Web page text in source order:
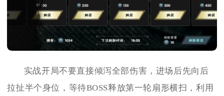
实战开局不要直接倾泻全部伤害，进场后先向后
拉扯半个身位，等待BOSS释放第一轮扇形横扫，利用